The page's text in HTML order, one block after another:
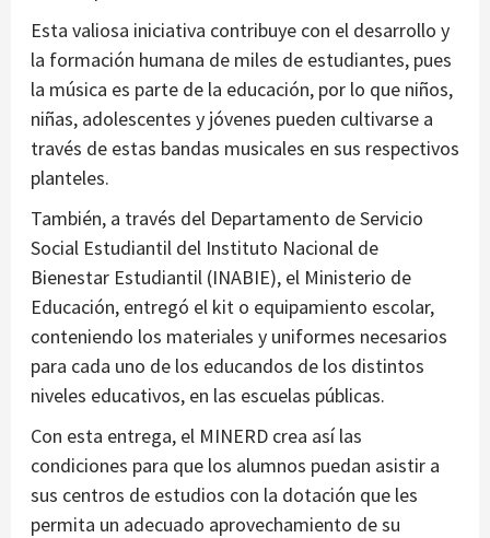
Esta valiosa iniciativa contribuye con el desarrollo y
la formación humana de miles de estudiantes, pues
la música es parte de la educación, por lo que niños,
niñas, adolescentes y jóvenes pueden cultivarse a
través de estas bandas musicales en sus respectivos
planteles.
También, a través del Departamento de Servicio
Social Estudiantil del Instituto Nacional de
Bienestar Estudiantil (INABIE), el Ministerio de
Educación, entregó el kit o equipamiento escolar,
conteniendo los materiales y uniformes necesarios
para cada uno de los educandos de los distintos
niveles educativos, en las escuelas públicas.
Con esta entrega, el MINERD crea así las
condiciones para que los alumnos puedan asistir a
sus centros de estudios con la dotación que les
permita un adecuado aprovechamiento de su